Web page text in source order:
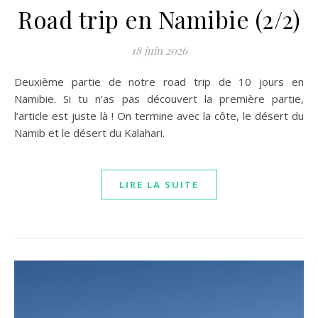
Road trip en Namibie (2/2)
18 juin 2026
Deuxième partie de notre road trip de 10 jours en
Namibie. Si tu n’as pas découvert la première partie,
l’article est juste là ! On termine avec la côte, le désert du
Namib et le désert du Kalahari.
LIRE LA SUITE